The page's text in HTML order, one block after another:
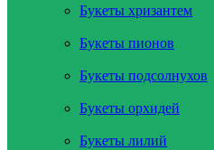
Букеты хризантем
Букеты пионов
Букеты подсолнухов
Букеты орхидей
Букеты лилий